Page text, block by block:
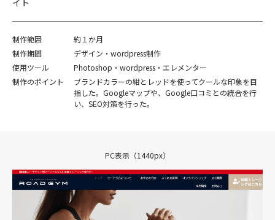
イト
制作範囲
約１か月
制作期間
デザイン・wordpress制作
使用ツール
Photoshop・wordpress・エレメンター
制作のポイント
ブランドカラーの紺とレッドを使ってクールな印象を目
指した。Googleマップや、Google口コミとの統合を行
い、SEO対策を行った。
PC表示（1440px）